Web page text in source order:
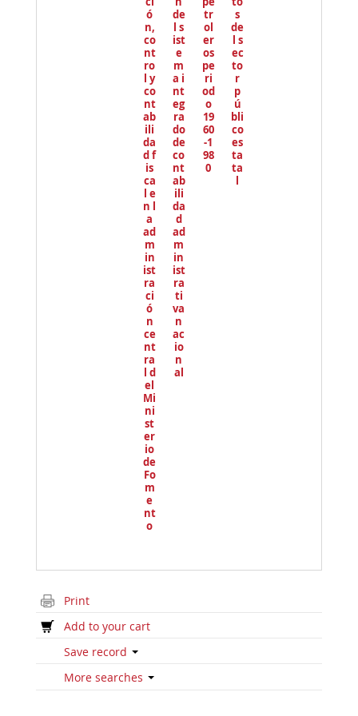
ó
n,
co
nt
ro
l y
co
nt
ab
ili
da
d f
is
ca
l e
n l
a
ad
m
in
ist
ra
ci
ó
n
ce
nt
ra
l d
el
Mi
ni
st
er
io
de
Fo
m
e
nt
o
de
l s
ist
e
m
a i
nt
eg
ra
do
de
co
nt
ab
ili
da
d
ad
m
in
ist
ra
ti
va
n
ac
io
n
al
tr
ol
er
os
pe
ri
od
o
19
60
-1
98
0
s
de
l s
ec
to
r
p
ú
bli
co
es
ta
ta
Print
Add to your cart
Save record
More searches